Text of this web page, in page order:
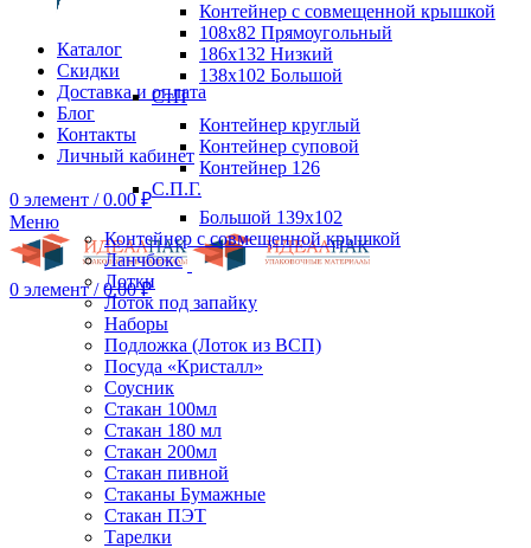
Каталог
Скидки
Доставка и оплата
Блог
Контакты
Личный кабинет
0 элемент / 0.00₽
Меню
0 элемент / 0.00₽
Контейнер с совмещенной крышкой
108х82 Прямоугольный
186х132 Низкий
138х102 Большой
СтП
Контейнер круглый
Контейнер суповой
Контейнер 126
С.П.Г.
Большой 139х102
Контейнер с совмещенной крышкой
Ланчбокс
Лотки
Лоток под запайку
Наборы
Подложка (Лоток из ВСП)
Посуда «Кристалл»
Соусник
Стакан 100мл
Стакан 180 мл
Стакан 200мл
Стакан пивной
Стаканы Бумажные
Стакан ПЭТ
Тарелки